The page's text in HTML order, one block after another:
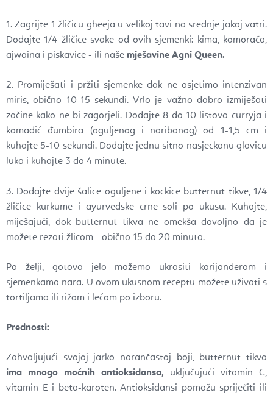
1. Zagrijte 1 žličicu gheeja u velikoj tavi na srednje jakoj vatri.
Dodajte 1/4 žličice svake od ovih sjemenki: kima, komorača,
ajwaina i piskavice - ili naše mješavine Agni Queen.
2. Promiješati i pržiti sjemenke dok ne osjetimo intenzivan
miris, obično 10-15 sekundi. Vrlo je važno dobro izmiješati
začine kako ne bi zagorjeli. Dodajte 8 do 10 listova curryja i
komadić đumbira (oguljenog i naribanog) od 1-1,5 cm i
kuhajte 5-10 sekundi. Dodajte jednu sitno nasjeckanu glavicu
luka i kuhajte 3 do 4 minute.
3. Dodajte dvije šalice oguljene i kockice butternut tikve, 1/4
žličice kurkume i ayurvedske crne soli po ukusu. Kuhajte,
miješajući, dok butternut tikva ne omekša dovoljno da je
možete rezati žlicom - obično 15 do 20 minuta.
Po želji, gotovo jelo možemo ukrasiti korijanderom i
sjemenkama nara. U ovom ukusnom receptu možete uživati s
tortiljama ili rižom i lećom po izboru.
Prednosti:
Zahvaljujući svojoj jarko narančastoj boji, butternut tikva
ima mnogo moćnih antioksidansa, uključujući vitamin C,
vitamin E i beta-karoten. Antioksidansi pomažu spriječiti ili